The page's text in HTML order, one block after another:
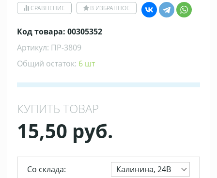
СРАВНЕНИЕ В ИЗБРАННОЕ
Код товара: 00305352
Артикул: ПР-3809
Общий остаток: 6 шт
КУПИТЬ ТОВАР
15,50 руб.
Со склада:
Калинина, 24В